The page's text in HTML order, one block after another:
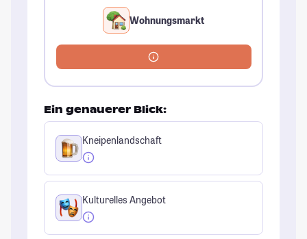
Wohnungsmarkt
Ein genauerer Blick:
Kneipenlandschaft
Kulturelles Angebot